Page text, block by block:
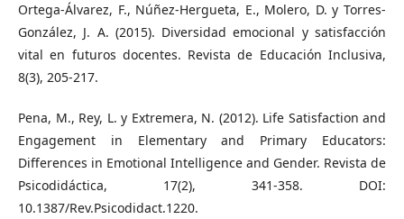
Ortega-Álvarez, F., Núñez-Hergueta, E., Molero, D. y Torres-
González, J. A. (2015). Diversidad emocional y satisfacción
vital en futuros docentes. Revista de Educación Inclusiva,
8(3), 205-217.
Pena, M., Rey, L. y Extremera, N. (2012). Life Satisfaction and
Engagement in Elementary and Primary Educators:
Differences in Emotional Intelligence and Gender. Revista de
Psicodidáctica, 17(2), 341-358. DOI:
10.1387/Rev.Psicodidact.1220.